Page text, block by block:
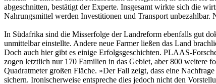
abgeschnitten, bestätigt der Experte. Insgesamt wirkte sich die
Nahrungsmittel werden Investitionen und Transport unbezahlbar.
In Südafrika sind die Misserfolge der Landreform ebenfalls gut
unmittelbar einstellte. Andere neue Farmer ließen das Land
Doch auch hier gibt es einige Erfolgsgeschichten. PLAAS-
zogen letztlich nur 170 Familien in das Gebiet, aber 800 weitere
Quadratmeter großen Fläche. »Der Fall zeigt, dass eine
sichern. Ironischerweise entspreche dies jedoch nicht den